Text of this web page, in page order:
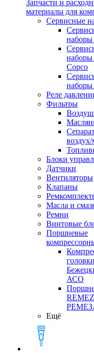
Запчасти и
материалы для
Cервисные
наборы
наборы
Copco
Реле
Фильтры
Блоки
Датчики
Вентиляторы
Клапаны
Масла и
Ремни
Винтовые
Поршневые
головки
АСО
Ещё